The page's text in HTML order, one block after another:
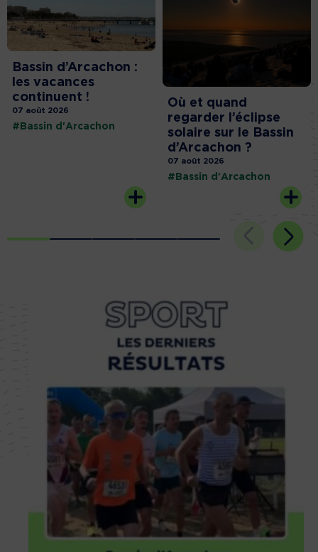
Bassin d’Arcachon :
les vacances
continuent !
07 août 2026
#Bassin d'Arcachon
Où et quand
regarder l’éclipse
solaire sur le Bassin
d’Arcachon ?
07 août 2026
#Bassin d'Arcachon